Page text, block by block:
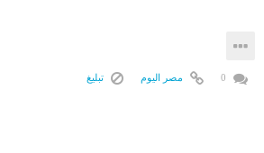
مصر اليوم تبليغ